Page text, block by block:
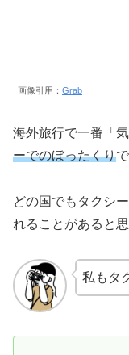
画像引用： Grab
海外旅行で一番「
ーでのぼったくり
どの国でもタクシ
れることがあると
私もタ